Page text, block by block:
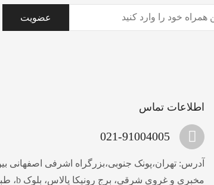
اطلاعات تماس
021-91004005
آدرس: تهران،پونک جنوبی،بزرگراه اشرفی اصفهانی بین